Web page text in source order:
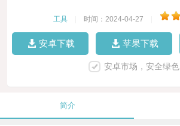
工具 时间：2024-04-27
安卓下载 苹果下载
安卓市场，安全绿色
简介